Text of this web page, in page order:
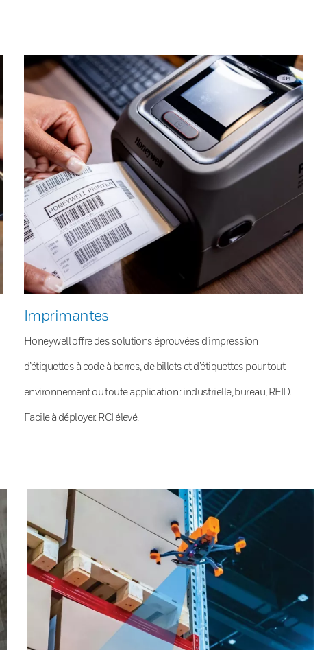
Imprimantes
Honeywell offre des solutions éprouvées d’impression
d’étiquettes à code à barres, de billets et d’étiquettes pour tout
environnement ou toute application : industrielle, bureau, RFID.
Facile à déployer. RCI élevé.